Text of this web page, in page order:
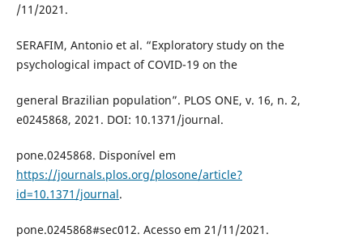
/11/2021.
SERAFIM, Antonio et al. “Exploratory study on the
psychological impact of COVID-19 on the
general Brazilian population”. PLOS ONE, v. 16, n. 2,
e0245868, 2021. DOI: 10.1371/journal.
pone.0245868. Disponível em
https://journals.plos.org/plosone/article?
id=10.1371/journal.
pone.0245868#sec012. Acesso em 21/11/2021.